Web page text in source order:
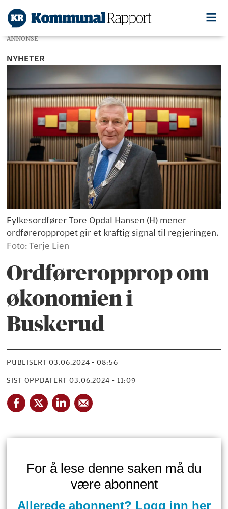
ANNONSE
NYHETER
Fylkesordfører Tore Opdal Hansen (H) mener
ordføreroppropet gir et kraftig signal til regjeringen.
Foto: Terje Lien
Ordføreropprop om
økonomien i
Buskerud
PUBLISERT 03.06.2024 - 08:56
SIST OPPDATERT 03.06.2024 - 11:09
For å lese denne saken må du
være abonnent
Allerede abonnent? Logg inn her